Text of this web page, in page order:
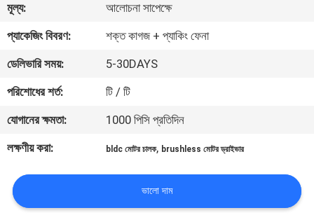
ভ্রমণ
মান
নিয়ন্ত্রণ
আমাদের
সাথে
যোগাযোগ
করুন
মূল্য:
আলোচনা সাপেক্ষে
প্যাকেজিং বিবরণ:
শক্ত কাগজ + প্যাকিং ফেনা
ডেলিভারি সময়:
5-30DAYS
পরিশোধের শর্ত:
টি / টি
যোগানের ক্ষমতা:
1000 পিসি প্রতিদিন
লক্ষণীয় করা:
bldc মোটর চালক, brushless মোটর ড্রাইভার
ভালো দাম